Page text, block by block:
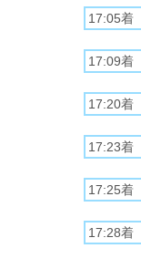
17:05着
17:09着
17:20着
17:23着
17:25着
17:28着